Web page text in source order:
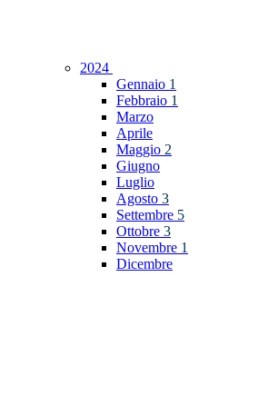
2024
Gennaio 1
Febbraio 1
Marzo
Aprile
Maggio 2
Giugno
Luglio
Agosto 3
Settembre 5
Ottobre 3
Novembre 1
Dicembre